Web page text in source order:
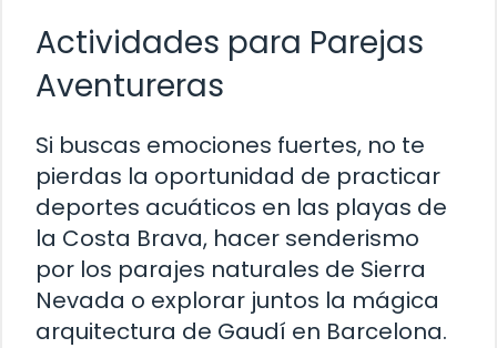
Actividades para Parejas
Aventureras
Si buscas emociones fuertes, no te
pierdas la oportunidad de practicar
deportes acuáticos en las playas de
la Costa Brava, hacer senderismo
por los parajes naturales de Sierra
Nevada o explorar juntos la mágica
arquitectura de Gaudí en Barcelona.